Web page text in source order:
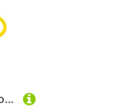
CRESSI Crg1B Unisex Start Pro Tauchset – INT Tauchpaket – Komplettset mit Tarierjacket, Octopus, Konsole – Schwarz